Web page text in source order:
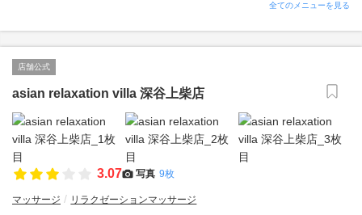
全てのメニューを見る
店舗公式
asian relaxation villa 深谷上柴店
3.07 写真 9枚
マッサージ リラクゼーションマッサージ